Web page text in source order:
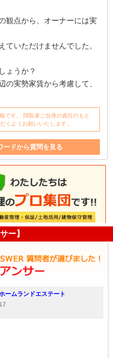
観点から、オーナーには実
ていただけませんでした。
ょうか？
の実勢家賃から考慮して、
です。 閲覧者ご自身の責任のもと
くようお願いいたします。
ードから質問を見る
空室率 家 家賃
入居
賃保証
ー】
ームランドエステート